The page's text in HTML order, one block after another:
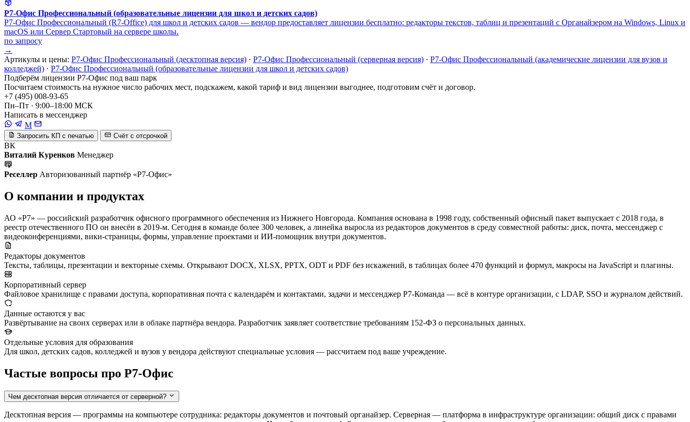
Р7-Офис Профессиональный (образовательные лицензии для школ и детских садов)
Р7-Офис Профессиональный (R7-Office) для школ и детских садов — вендор предоставляет лицензии бесплатно: редакторы текстов, таблиц и презентаций с Органайзером на Windows, Linux и
macOS или Сервер Стартовый на сервере школы.
по запросу
→
Артикулы и цены: Р7-Офис Профессиональный (десктопная версия) · Р7-Офис Профессиональный (серверная версия) · Р7-Офис Профессиональный (академические лицензии для вузов и
колледжей) · Р7-Офис Профессиональный (образовательные лицензии для школ и детских садов)
Подберём лицензии Р7-Офис под ваш парк
Посчитаем стоимость на нужное число рабочих мест, подскажем, какой тариф и вид лицензии выгоднее, подготовим счёт и договор.
+7 (495) 008-93-65
Пн–Пт · 9:00–18:00 МСК
Написать в мессенджер
M
Запросить КП с печатью Счёт с отсрочкой
ВК
Виталий Куренков Менеджер
Реселлер Авторизованный партнёр «Р7-Офис»
О компании и продуктах
АО «Р7» — российский разработчик офисного программного обеспечения из Нижнего Новгорода. Компания основана в 1998 году, собственный офисный пакет выпускает с 2018 года, в
реестр отечественного ПО он внесён в 2019-м. Сегодня в команде более 300 человек, а линейка выросла из редакторов документов в среду совместной работы: диск, почта, мессенджер с
видеоконференциями, вики-страницы, формы, управление проектами и ИИ-помощник внутри документов.
Редакторы документов
Тексты, таблицы, презентации и векторные схемы. Открывают DOCX, XLSX, PPTX, ODT и PDF без искажений, в таблицах более 470 функций и формул, макросы на JavaScript и плагины.
Корпоративный сервер
Файловое хранилище с правами доступа, корпоративная почта с календарём и контактами, задачи и мессенджер Р7-Команда — всё в контуре организации, с LDAP, SSO и журналом действий.
Данные остаются у вас
Развёртывание на своих серверах или в облаке партнёра вендора. Разработчик заявляет соответствие требованиям 152-ФЗ о персональных данных.
Отдельные условия для образования
Для школ, детских садов, колледжей и вузов у вендора действуют специальные условия — рассчитаем под ваше учреждение.
Частые вопросы про Р7-Офис
Чем десктопная версия отличается от серверной?
Десктопная версия — программы на компьютере сотрудника: редакторы документов и почтовый органайзер. Серверная — платформа в инфраструктуре организации: общий диск с правами